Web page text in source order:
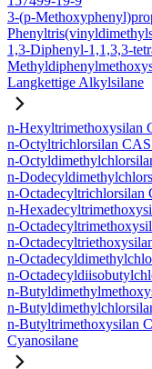
3-(p-
1,3-Diphenyl-1,1,3,3-
Langkettige Alkylsilane
n-Hexyltrimethoxysilan
n-Octyltrichlorsilan
n-
n-
n-Octadecyltrichlorsilan
n-
n-
n-
n-
n-
n-
n-
n-Butyltrimethoxysilan
Cyanosilane